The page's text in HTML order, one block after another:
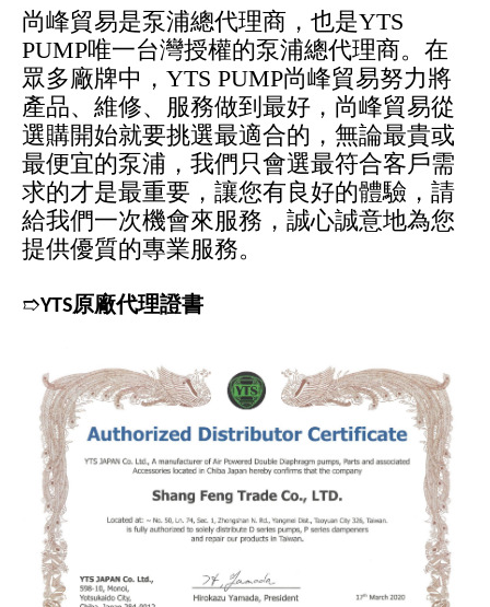
尚峰貿易是泵浦總代理商，也是YTS
PUMP唯一台灣授權的泵浦總代理商。在
眾多廠牌中，YTS PUMP尚峰貿易努力將
產品、維修、服務做到最好，尚峰貿易從
選購開始就要挑選最適合的，無論最貴或
最便宜的泵浦，我們只會選最符合客戶需
求的才是最重要，讓您有良好的體驗，請
給我們一次機會來服務，誠心誠意地為您
提供優質的專業服務。
➱YTS原廠代理證書